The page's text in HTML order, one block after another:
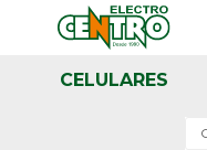
CELULARES